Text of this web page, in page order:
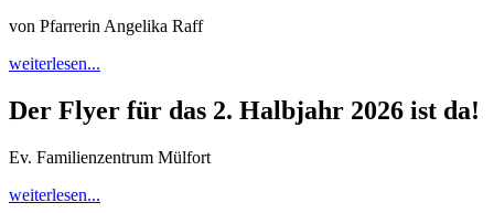
von Pfarrerin Angelika Raff
weiterlesen...
Der Flyer für das 2. Halbjahr 2026 ist da!
Ev. Familienzentrum Mülfort
weiterlesen...